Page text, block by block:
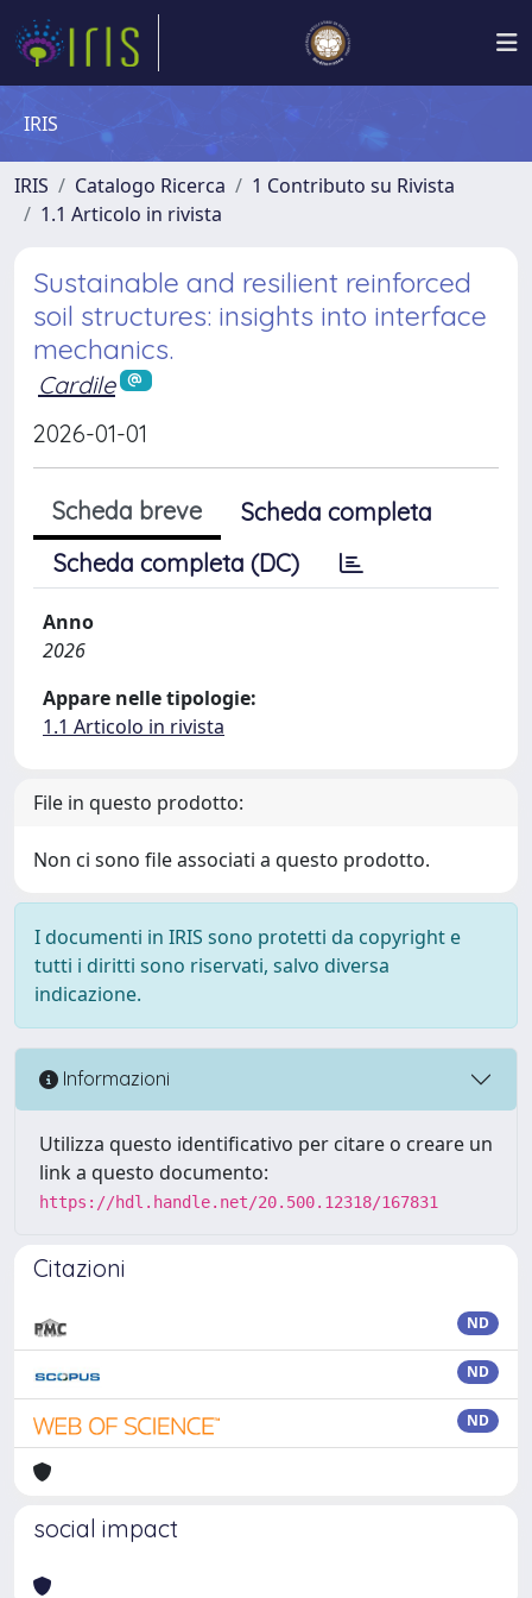
IRIS
IRIS Catalogo Ricerca
1 Contributo su Rivista
1.1 Articolo in rivista
Sustainable and resilient reinforced
soil structures: insights into interface
mechanics.
Cardile
2026-01-01
Scheda breve
Scheda completa
Scheda completa (DC)
Anno
2026
Appare nelle tipologie:
1.1 Articolo in rivista
File in questo prodotto:
Non ci sono file associati a questo prodotto.
I documenti in IRIS sono protetti da copyright e
tutti i diritti sono riservati, salvo diversa
indicazione.
Informazioni
Utilizza questo identificativo per citare o creare un
link a questo documento:
https://hdl.handle.net/20.500.12318/167831
Citazioni
ND
ND
ND
social impact